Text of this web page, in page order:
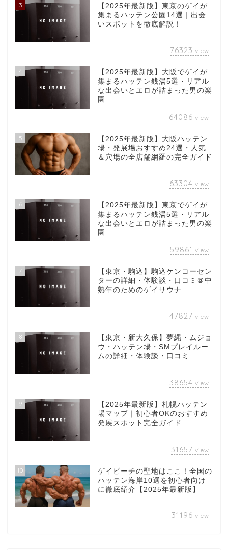
3
【2025年最新版】東京のゲイが
集まるハッテン公園14選｜出会
いスポットを徹底解説！
76323 view
4
【2025年最新版】大阪でゲイが
集まるハッテン銭湯5選・リアル
な出会いとエロが詰まった男の楽
園
64086 view
5
【2025年最新版】大阪ハッテン
場・発展場おすすめ24選・人気
＆穴場の全店舗網羅の完全ガイド
63304 view
6
【2025年最新版】東京でゲイが
集まるハッテン銭湯5選・リアル
な出会いとエロが詰まった男の楽
園
59861 view
7
【東京・駒込】駒込ケンコーセン
ターの詳細・体験談・口コミ＠中
熟年のためのゲイサウナ
47827 view
8
【東京・新大久保】夢縄・ムジョ
ウ・ハッテン場・SMプレイルー
ムの詳細・体験談・口コミ
38654 view
9
【2025年最新版】札幌ハッテン
場マップ｜初心者OKのおすすめ
発展スポット完全ガイド
31657 view
10
ゲイビーチの聖地はここ！全国の
ハッテン海岸10選を初心者向け
に徹底紹介【2025年最新版】
31196 view